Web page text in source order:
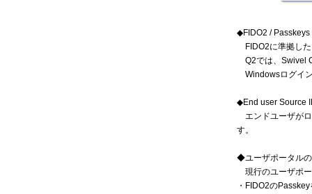
◆FIDO2 / Passkeys
FIDO2に準拠し
Q2では、Swivel
Windowsログイ
◆End user Source
エンドユーザが
す。
◆ユーザポータル
現行のユーザポ
・FIDO2の